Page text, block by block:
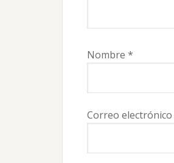
Nombre *
Correo electrónico